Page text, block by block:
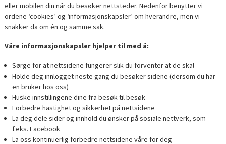
eller mobilen din når du besøker nettsteder. Nedenfor benytter vi
ordene ‘cookies’ og ‘informasjonskapsler’ om hverandre, men vi
snakker da om én og samme sak.
Våre informasjonskapsler hjelper til med å:
Sørge for at nettsidene fungerer slik du forventer at de skal
Holde deg innlogget neste gang du besøker sidene (dersom du har
en bruker hos oss)
Huske innstillingene dine fra besøk til besøk
Forbedre hastighet og sikkerhet på nettsidene
La deg dele sider og innhold du ønsker på sosiale nettverk, som
f.eks. Facebook
La oss kontinuerlig forbedre nettsidene våre for deg